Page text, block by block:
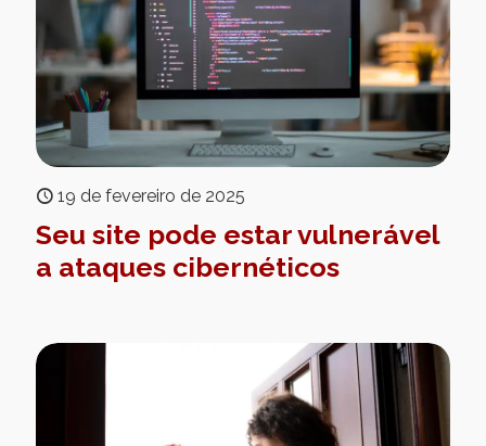
19 de fevereiro de 2025
Seu site pode estar vulnerável
a ataques cibernéticos